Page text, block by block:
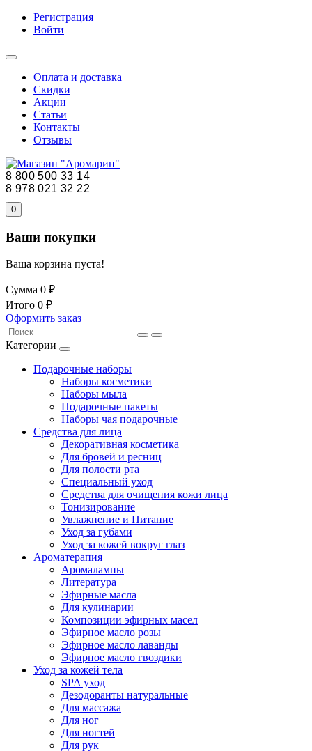
Регистрация
Войти
Оплата и доставка
Скидки
Акции
Статьи
Контакты
Отзывы
8 800 500 33 14
8 978 021 32 22
0
Ваши покупки
Ваша корзина пуста!
Сумма 0 ₽
Итого 0 ₽
Оформить заказ
Категории
Подарочные наборы
Наборы косметики
Наборы мыла
Подарочные пакеты
Наборы чая подарочные
Средства для лица
Декоративная косметика
Для бровей и ресниц
Для полости рта
Специальный уход
Средства для очищения кожи лица
Тонизирование
Увлажнение и Питание
Уход за губами
Уход за кожей вокруг глаз
Ароматерапия
Аромалампы
Литература
Эфирные масла
Для кулинарии
Композиции эфирных масел
Эфирное масло розы
Эфирное масло лаванды
Эфирное масло гвоздики
Уход за кожей тела
SPA уход
Дезодоранты натуральные
Для массажа
Для ног
Для ногтей
Для рук